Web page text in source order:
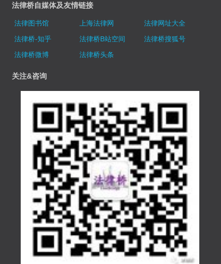
法律桥自媒体及友情链接
法律图书馆 上海法律网
法律网址大全
法律桥-知乎
法律桥B站空间
法律桥搜狐号
法律桥微博
法律桥头条
关注&咨询